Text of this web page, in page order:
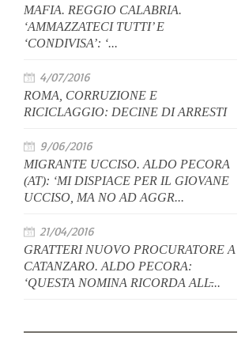
MAFIA. REGGIO CALABRIA.
‘AMMAZZATECI TUTTI’ E
‘CONDIVISA’: ‘...
4/07/2016
ROMA, CORRUZIONE E
RICICLAGGIO: DECINE DI ARRESTI
9/06/2016
MIGRANTE UCCISO. ALDO PECORA
(AT): ‘MI DISPIACE PER IL GIOVANE
UCCISO, MA NO AD AGGR...
21/04/2016
GRATTERI NUOVO PROCURATORE A
CATANZARO. ALDO PECORA:
‘QUESTA NOMINA RICORDA ALL̵...